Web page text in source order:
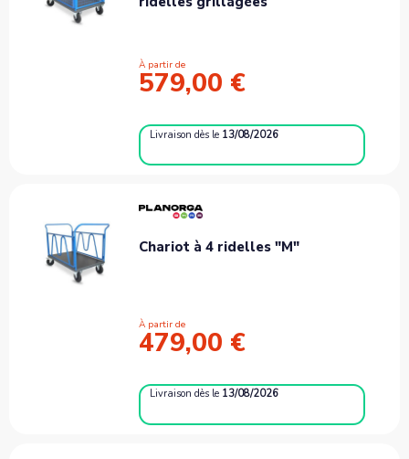
À partir de
579,00 €
Livraisondès le 13/08/2026
Chariot à 4 ridelles "M"
À partir de
479,00 €
Livraisondès le 13/08/2026